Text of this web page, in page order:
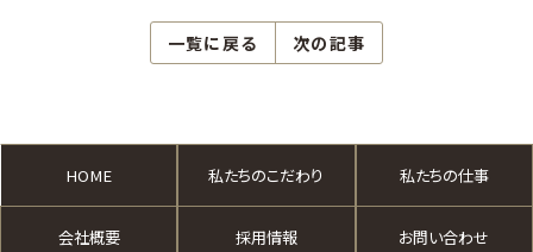
一覧に戻る 次の記事
HOME 私たちのこだわり 私たちの仕事
会社概要 採用情報 お問い合わせ